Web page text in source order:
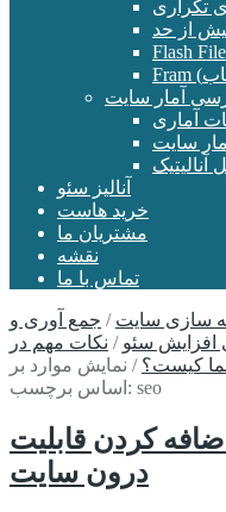
تکراری
از حد
آمار سایت
آماری
سایت
آنالیز سئو
خرید هاست
مشتریان ما
نقشه
تماس با ما
سازی سایت / جمع آوری و
افزایش سئو / نکات مهم در
کیست؟ / نمایش موارد بر
اساس برچسب: seo
اضافه کردن قابلیت Focus به object های
درون سایت